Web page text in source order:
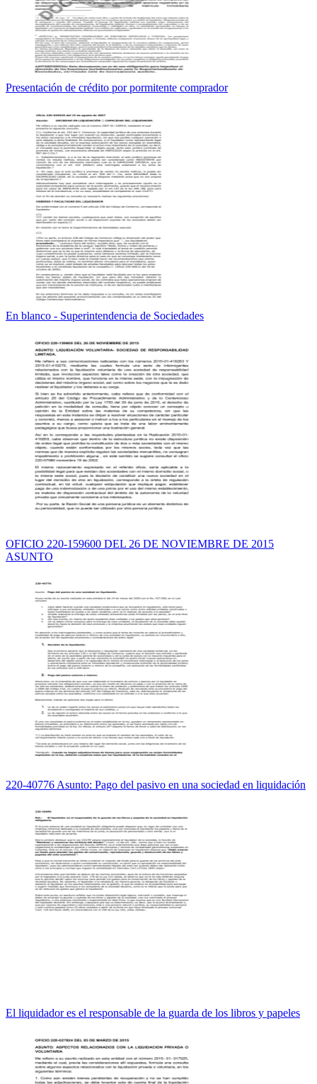
Presentación de crédito por pormitente comprador
En blanco - Superintendencia de Sociedades
OFICIO 220-159600 DEL 26 DE NOVIEMBRE DE 2015
ASUNTO
220-40776 Asunto: Pago del pasivo en una sociedad en liquidación
El liquidador es el responsable de la guarda de los libros y papeles